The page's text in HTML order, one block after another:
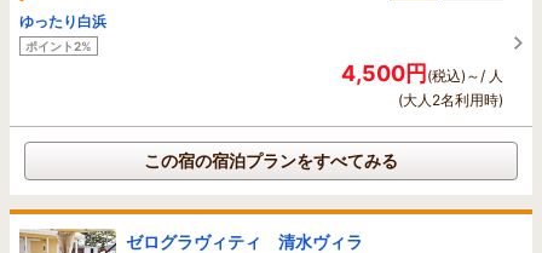
ゆったり白浜
ポイント2%
4,500円(税込)～/ 人
(大人2名利用時)
この宿の宿泊プランをすべてみる
ゼログラヴィティ 清水ヴィラ